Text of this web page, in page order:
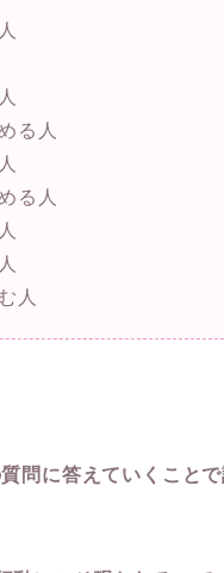
る人
る人
人
問に答えていくことで